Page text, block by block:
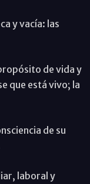
y vacía: las
de vida y
que está vivo; la
de su
laboral y